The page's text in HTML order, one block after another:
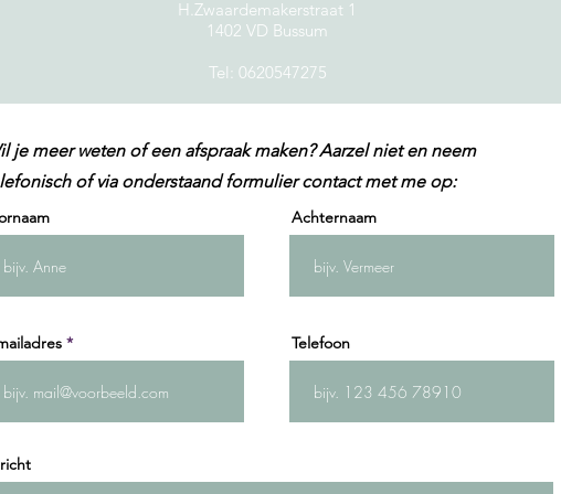
je meer weten of een afspraak maken? Aarzel niet en neem
of via onderstaand formulier contact met me op:
Achternaam
Telefoon
H.Zwaardemakerstraat 1
1402 VD Bussum
Tel: 0620547275